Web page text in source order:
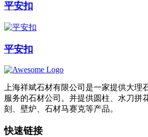
平安扣
平安扣
上海祥斌石材有限公司是一家提供大理
服务的石材公司。并提供圆柱、水刀拼
刻、壁炉、石材马赛克等产品。
快速链接